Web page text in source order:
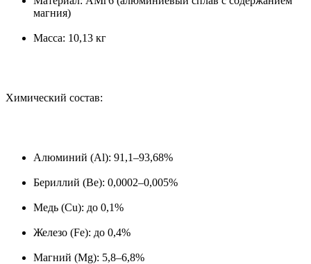
магния)
Масса: 10,13 кг
Химический состав:
Алюминий (Al): 91,1–93,68%
Бериллий (Be): 0,0002–0,005%
Медь (Cu): до 0,1%
Железо (Fe): до 0,4%
Магний (Mg): 5,8–6,8%